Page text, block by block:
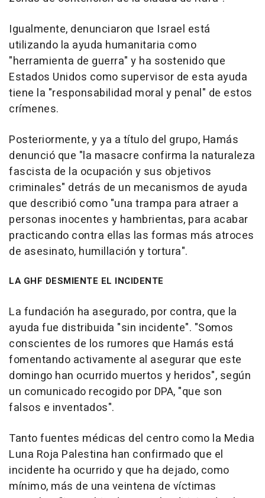
Igualmente, denunciaron que Israel está
utilizando la ayuda humanitaria como
"herramienta de guerra" y ha sostenido que
Estados Unidos como supervisor de esta ayuda
tiene la "responsabilidad moral y penal" de estos
crímenes.
Posteriormente, y ya a título del grupo, Hamás
denunció que "la masacre confirma la naturaleza
fascista de la ocupación y sus objetivos
criminales" detrás de un mecanismos de ayuda
que describió como "una trampa para atraer a
personas inocentes y hambrientas, para acabar
practicando contra ellas las formas más atroces
de asesinato, humillación y tortura".
LA GHF DESMIENTE EL INCIDENTE
La fundación ha asegurado, por contra, que la
ayuda fue distribuida "sin incidente". "Somos
conscientes de los rumores que Hamás está
fomentando activamente al asegurar que este
domingo han ocurrido muertos y heridos", según
un comunicado recogido por DPA, "que son
falsos e inventados".
Tanto fuentes médicas del centro como la Media
Luna Roja Palestina han confirmado que el
incidente ha ocurrido y que ha dejado, como
mínimo, más de una veintena de víctimas